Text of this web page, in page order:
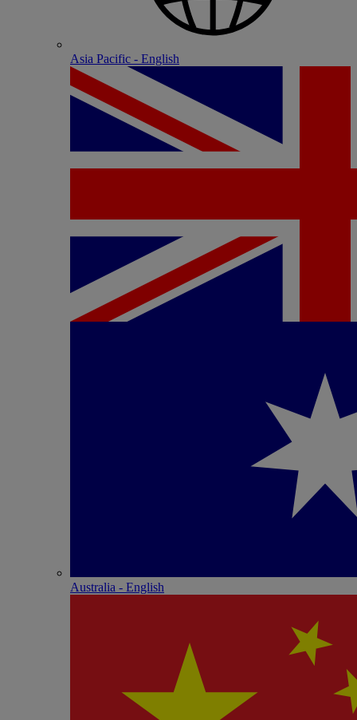
Asia Pacific - English
Australia - English